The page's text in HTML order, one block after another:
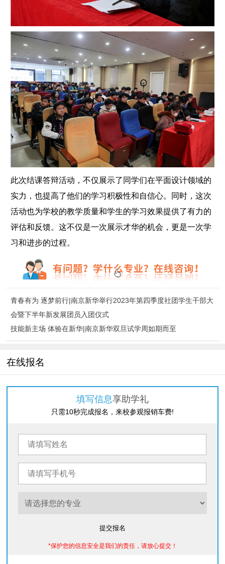
此次结课答辩活动，不仅展示了同学们在平面设计领域的
实力，也提高了他们的学习积极性和自信心。同时，这次
活动也为学校的教学质量和学生的学习效果提供了有力的
评估和反馈。这不仅是一次展示才华的机会，更是一次学
习和进步的过程。
青春有为 逐梦前行|南京新华举行2023年第四季度社团学生干部大
会暨下半年新发展团员入团仪式
技能新主场 体验在新华|南京新华双旦试学周如期而至
在线报名
填写信息享助学礼
只需10秒完成报名，来校参观报销车费!
提交报名
*保护您的信息安全是我们的责任，请放心提交！